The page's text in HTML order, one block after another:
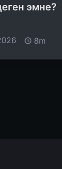
эмне?
8m